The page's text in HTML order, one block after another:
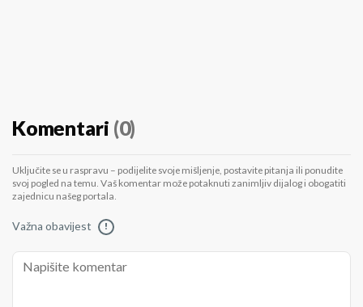
Komentari (0)
Uključite se u raspravu – podijelite svoje mišljenje, postavite pitanja ili ponudite
svoj pogled na temu. Vaš komentar može potaknuti zanimljiv dijalog i obogatiti
zajednicu našeg portala.
Važna obavijest !